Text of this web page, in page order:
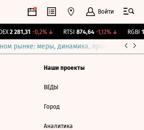
Войти
2 281,31 -0,2%↓ RTSI 874,64 -1,12%↓ RGBI
рынке: меры, динамика, прогнозы
Наши проекты
ВЕДЫ
Город
Аналитика